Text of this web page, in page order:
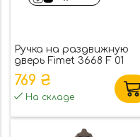
Ручка на раздвижную
дверь Fimet 3668 F 01
полированная латунь
(41035)
769 ₴
На складе